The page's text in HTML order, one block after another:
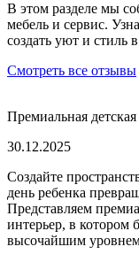
В этом разделе мы
мебель и сервис.
создать уют и стиль
Смотреть все отзывы
Премиальная
30.12.2025
Создайте
день ребенка
Представляем
интерьер, в котором
высочайшим